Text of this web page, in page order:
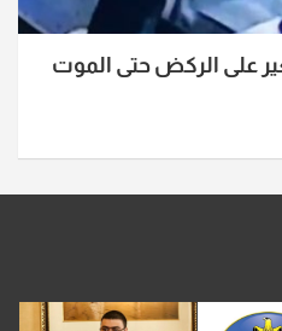
على الركض حتى الموت